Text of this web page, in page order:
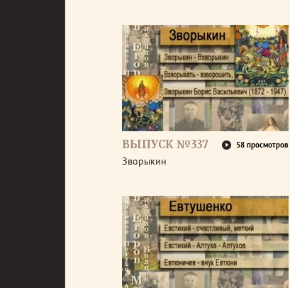
ВЫПУСК №337 58 просмотров
Зворыкин